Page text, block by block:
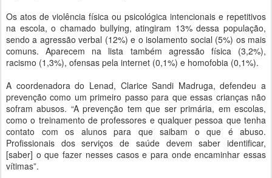
Os atos de violência física ou psicológica intencionais e repetitivos
na escola, o chamado bullying, atingiram 13% dessa população,
sendo a agressão verbal (12%) e o isolamento social (5%) os mais
comuns. Aparecem na lista também agressão física (3,2%),
racismo (1,3%), ofensas pela internet (0,1%) e homofobia (0,1%).
A coordenadora do Lenad, Clarice Sandi Madruga, defendeu a
prevenção como um primeiro passo para que essas crianças não
sofram abusos. “A prevenção tem que ser primária, em escolas,
como o treinamento de professores e qualquer pessoa que tenha
contato com os alunos para que saibam o que é abuso.
Profissionais dos serviços de saúde devem saber identificar,
[saber] o que fazer nesses casos e para onde encaminhar essas
vítimas”.